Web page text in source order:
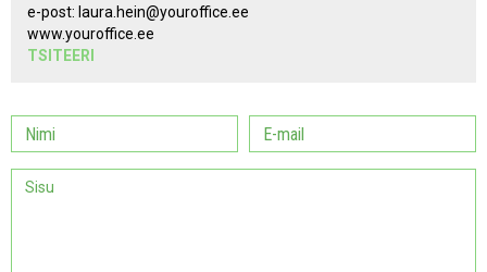
e-post: laura.hein@youroffice.ee
www.youroffice.ee
TSITEERI